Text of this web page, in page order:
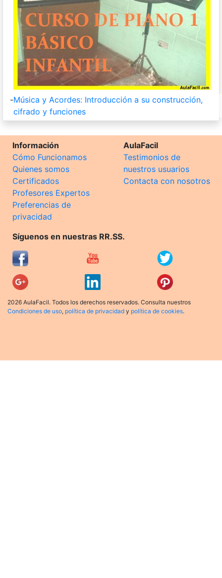
-Música y Acordes: Introducción a su construcción,
cifrado y funciones
Información
Cómo Funcionamos
Quienes somos
Certificados
Profesores Expertos
Preferencias de
privacidad
AulaFacil
Testimonios de
nuestros usuarios
Contacta con nosotros
Síguenos en nuestras RR.SS.
2026 AulaFacil. Todos los derechos reservados. Consulta nuestros
Condiciones de uso, política de privacidad y política de cookies.